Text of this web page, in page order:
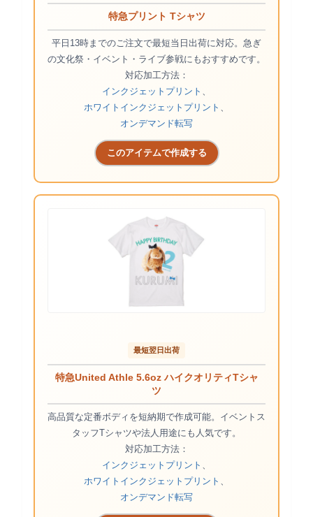
特急プリント Tシャツ
平日13時までのご注文で最短当日出荷に対応。急ぎ
の文化祭・イベント・ライブ参戦にもおすすめです。
対応加工方法：
インクジェットプリント
ホワイトインクジェットプリント
オンデマンド転写
このアイテムで作成する
最短翌日出荷
特急United Athle 5.6oz ハイクオリティTシャ
ツ
高品質な定番ボディを短納期で作成可能。イベントス
タッフTシャツや法人用途にも人気です。
対応加工方法：
インクジェットプリント 、
ホワイトインクジェットプリント 、
オンデマンド転写